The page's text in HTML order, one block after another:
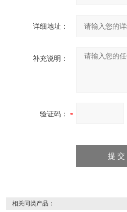
详细地址：
补充说明：
验证码：
相关同类产品：